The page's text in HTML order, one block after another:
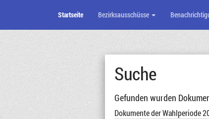
Zum
Seiteninhalt
Startseite Bezirksausschüsse
Suche
Gefunden wurden
Dokumente der Wahlperiode